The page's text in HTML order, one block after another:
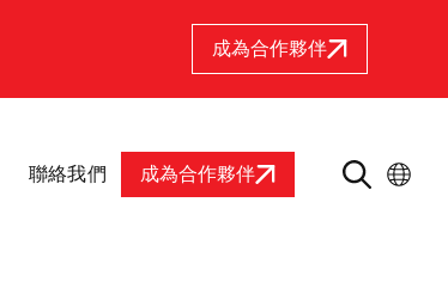
成為合作夥伴
聯絡我們 成為合作夥伴